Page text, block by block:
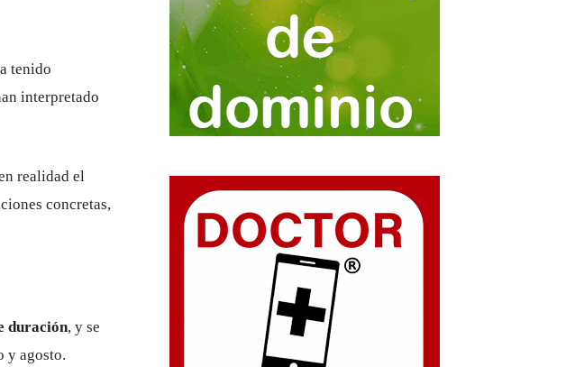
tenido
interpretado
realidad el
concretas,
duración, y se
y agosto.